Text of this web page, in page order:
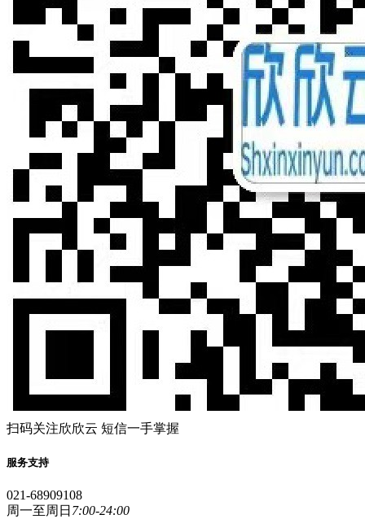
扫码关注欣欣云 短信一手掌握
服务支持
021-68909108
周一至周日 7:00-24:00